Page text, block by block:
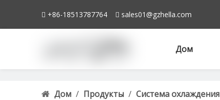
 +86-18513787764  sales01@gzhella.com
Дом
Дом / Продукты / Система охлаждения